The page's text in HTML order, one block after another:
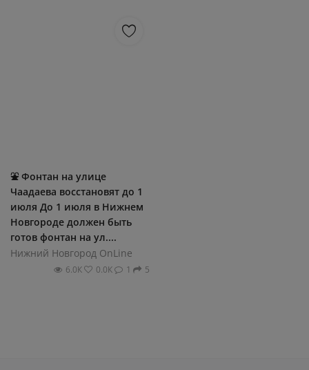
⛲️ Фонтан на улице
Чаадаева восстановят до 1
июля До 1 июля в Нижнем
Новгороде должен быть
готов фонтан на ул....
Нижний Новгород OnLine
6.0К 0.0К 1 5